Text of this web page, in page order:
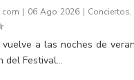
| 06 Ago 2026 | Conciertos,
a las noches de
del Festival...